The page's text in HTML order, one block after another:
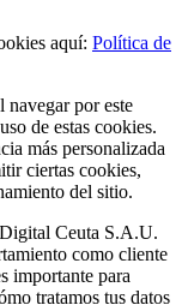
aquí: Política de
navegar por este
de estas cookies.
más personalizada
ciertas cookies,
del sitio.
Ceuta S.A.U.
como cliente
importante para
tratamos tus datos